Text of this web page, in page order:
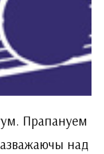
Прапануем
над